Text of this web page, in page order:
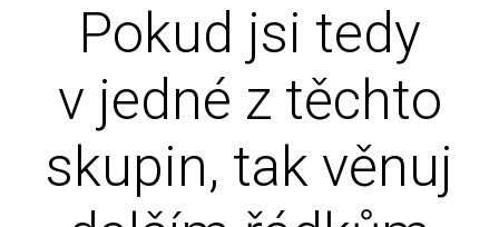
Pokud jsi tedy
v jedné z těchto
skupin, tak věnuj